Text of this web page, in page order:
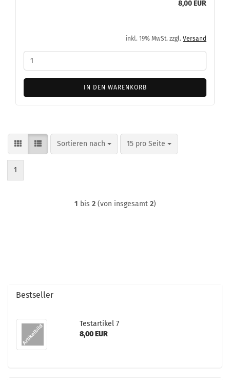
8,00 EUR
inkl. 19% MwSt. zzgl. Versand
IN DEN WARENKORB
Sortieren nach
Sortieren nach 15 pro Seite
pro Seite
1
1 bis 2(von insgesamt 2)
Bestseller
Te­st­ar­ti­kel 7
8,00 EUR